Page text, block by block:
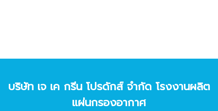
บริษัท เจ เค กรีน โปรดักส์ จํากัด โรงงานผลิต
แผ่นกรองอากาศ